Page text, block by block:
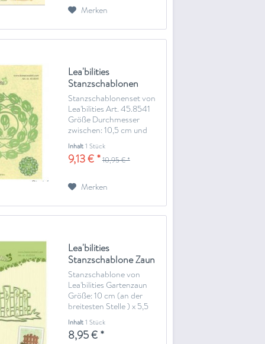
bitte Anleitung der
Maschine beachten)
Merken
Lea'bilities
Stanzschablonen
Blumenkränze
45.8541
Stanzschablonenset von
Lea'bilities Art. 45.8541
Größe Durchmesser
zwischen: 10,5 cm und
4,2 cm zum Stanzen wird
eine Stanz-und
Prägemaschine benötigte
Inhalt1 Stück
9,13 € *10,95 € *
Merken
Lea'bilities
Stanzschablone Zaun
45.0324
Stanzschablone von
Lea'bilities Gartenzaun
Größe: 10 cm (an der
breitesten Stelle ) x 5,5
cm
Inhalt1 Stück
8,95 € *